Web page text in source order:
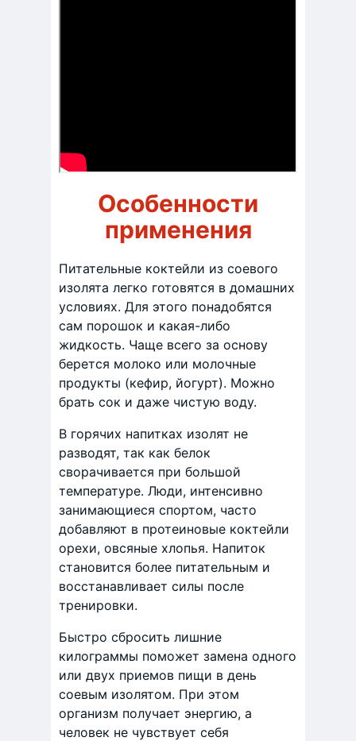
Особенности
применения
Питательные коктейли из соевого
изолята легко готовятся в домашних
условиях. Для этого понадобятся
сам порошок и какая-либо
жидкость. Чаще всего за основу
берется молоко или молочные
продукты (кефир, йогурт). Можно
брать сок и даже чистую воду.
В горячих напитках изолят не
разводят, так как белок
сворачивается при большой
температуре. Люди, интенсивно
занимающиеся спортом, часто
добавляют в протеиновые коктейли
орехи, овсяные хлопья. Напиток
становится более питательным и
восстанавливает силы после
тренировки.
Быстро сбросить лишние
килограммы поможет замена одного
или двух приемов пищи в день
соевым изолятом. При этом
организм получает энергию, а
человек не чувствует себя